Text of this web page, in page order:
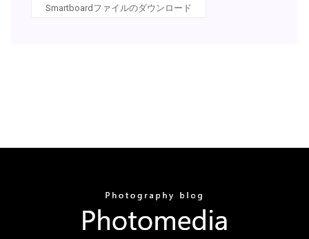
Smartboardファイルのダウンロード